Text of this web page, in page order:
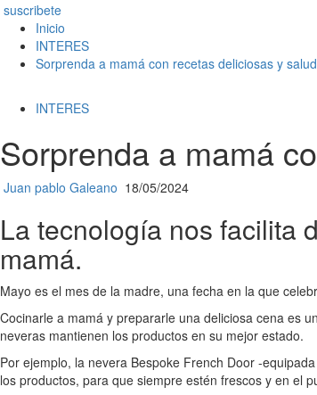
suscribete
Inicio
INTERES
Sorprenda a mamá con recetas deliciosas y
INTERES
Sorprenda a mamá
Juan pablo Galeano 18/05/2024
La tecnología nos facilita
mamá.
Mayo es el mes de la madre, una fecha en la que
Cocinarle a mamá y prepararle una deliciosa cena es
neveras mantienen los productos en su mejor estado.
Por ejemplo, la nevera Bespoke French Door -
los productos, para que siempre estén frescos y en el